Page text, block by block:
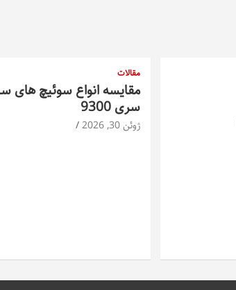
مقالات
مقایسه انواع سوئیچ های
سری 9300
ژوئن 30, 2026